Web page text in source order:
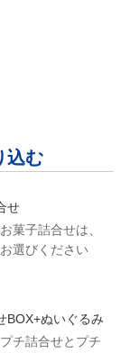
込む
せ
菓子詰合せは、
選びください
BOX+ぬいぐるみ
チ詰合せとプチ